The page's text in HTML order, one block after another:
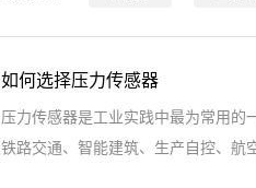
如何选择压力传感器
压力传感器是工业实践中最为常用的
铁路交通、智能建筑、生产自控、航